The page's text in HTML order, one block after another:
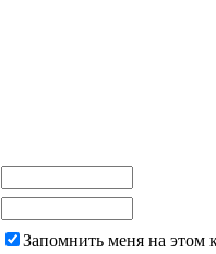
Запомнить меня на этом